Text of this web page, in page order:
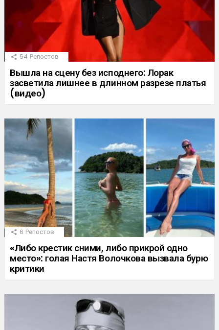
54 Репостов
Вышла на сцену без исподнего: Лорак
засветила лишнее в длинном разрезе платья
(видео)
6 Репостов
«Либо крестик сними, либо прикрой одно
место»: голая Настя Волочкова вызвала бурю
критики